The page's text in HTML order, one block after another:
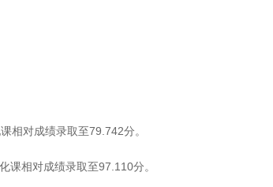
相对成绩录取至79.742分。
课相对成绩录取至97.110分。